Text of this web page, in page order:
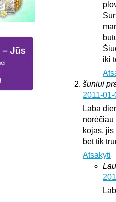
iki
šuniui
2011-
Laba
norėčiau
kojas,
bet tik
Atsakyti